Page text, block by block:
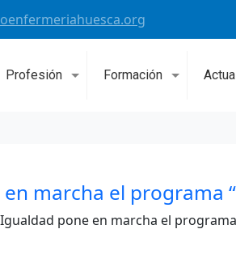
Profesión Formación
marcha el programa
pone en marcha el